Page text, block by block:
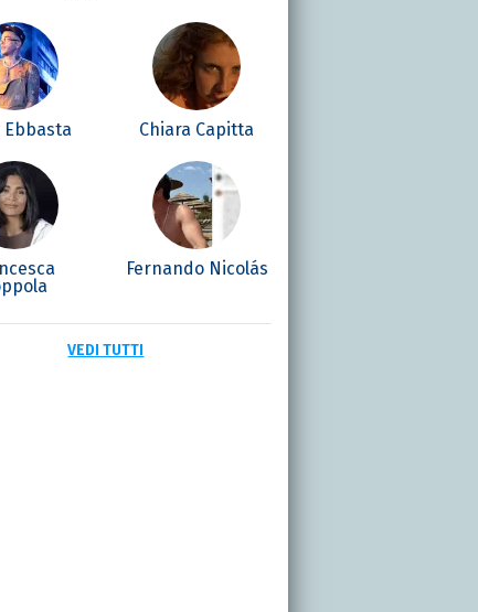
Ebbasta Chiara Capitta
Fernando Nicolás
VEDI TUTTI